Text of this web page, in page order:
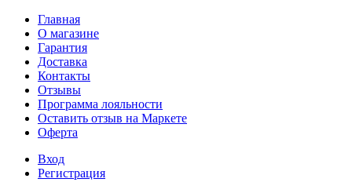
Главная
О магазине
Гарантия
Доставка
Контакты
Отзывы
Программа лояльности
Оставить отзыв на Маркете
Оферта
Вход
Регистрация